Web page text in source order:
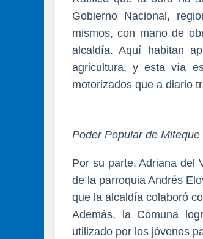
Gobierno Nacional,
mismos, con mano de
alcaldía. Aquí habitan
agricultura, y esta vía
motorizados que a diario
Poder Popular de
Por su parte, Adriana del
de la parroquia Andrés
que la alcaldía colaboró
Además, la Comuna
utilizado por los jóvenes